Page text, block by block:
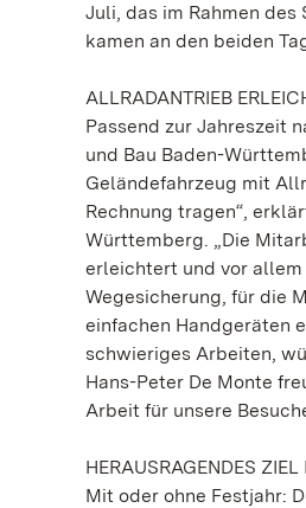
Juli, das im Rahmen
kamen an den beiden
ALLRADANTRIEB
Passend zur Jahreszeit
und Bau Baden-
Geländefahrzeug mit
Rechnung tragen“,
Württemberg. „Die
erleichtert und vor allem
Wegesicherung, für die
einfachen Handgeräten
schwieriges Arbeiten,
Hans-Peter De Monte
Arbeit für unsere
HERAUSRAGENDES
Mit oder ohne Festjahr: